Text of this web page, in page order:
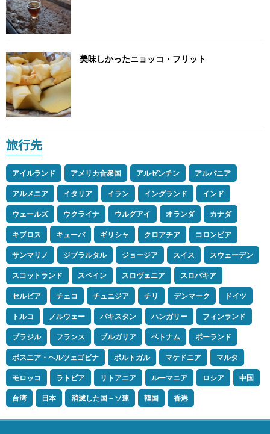
美味しかったニョッコ・フリット
旅行先
アイルランド アメリカ合衆国 アルゼンチン
アルバニア
アルメニア
イタリア イラン イングランド
インド
ウェールズ
ウクライナ ウルグアイ オランダ
カナダ
キプロス
キューバ ギリシャ クロアチア
コロンビア
サンマリノ
ジブラルタル ジョージア スイス
スウェーデン
スコットランド
スペイン スロヴェニア
スロバキア
セルビア
チェコ チュニジア チリ デンマーク
ドイツ
トルコ
ノルウェー パキスタン ハンガリー
フィンランド
ブラジル
フランス ブルガリア ベトナム
ポーランド
ボスニア・ヘルツェゴビナ
ポルトガル マケドニア
マルタ
モロッコ
ラトビア リトアニア ルーマニア ロシア
中国
台湾
日本 消滅した国－ソ連 韓国 香港